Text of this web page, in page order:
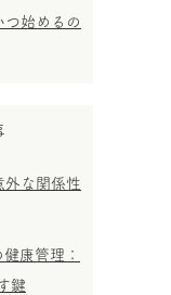
つ始めるの
外な関係性
康管理：
鍵